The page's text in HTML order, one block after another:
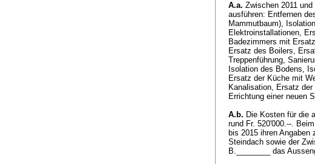
A.a. Zwischen 2011
ausführen: Entfernen
Mammutbaum),
Elektroinstallationen,
Badezimmers mit
Ersatz des Boilers,
Treppenführung,
Isolation des Bodens,
Ersatz der Küche mit
Kanalisation, Ersatz
Errichtung einer neuen
A.b. Die Kosten für die
rund Fr. 520'000.--.
bis 2015 ihren Angaben
Steindach sowie der
B.________ das